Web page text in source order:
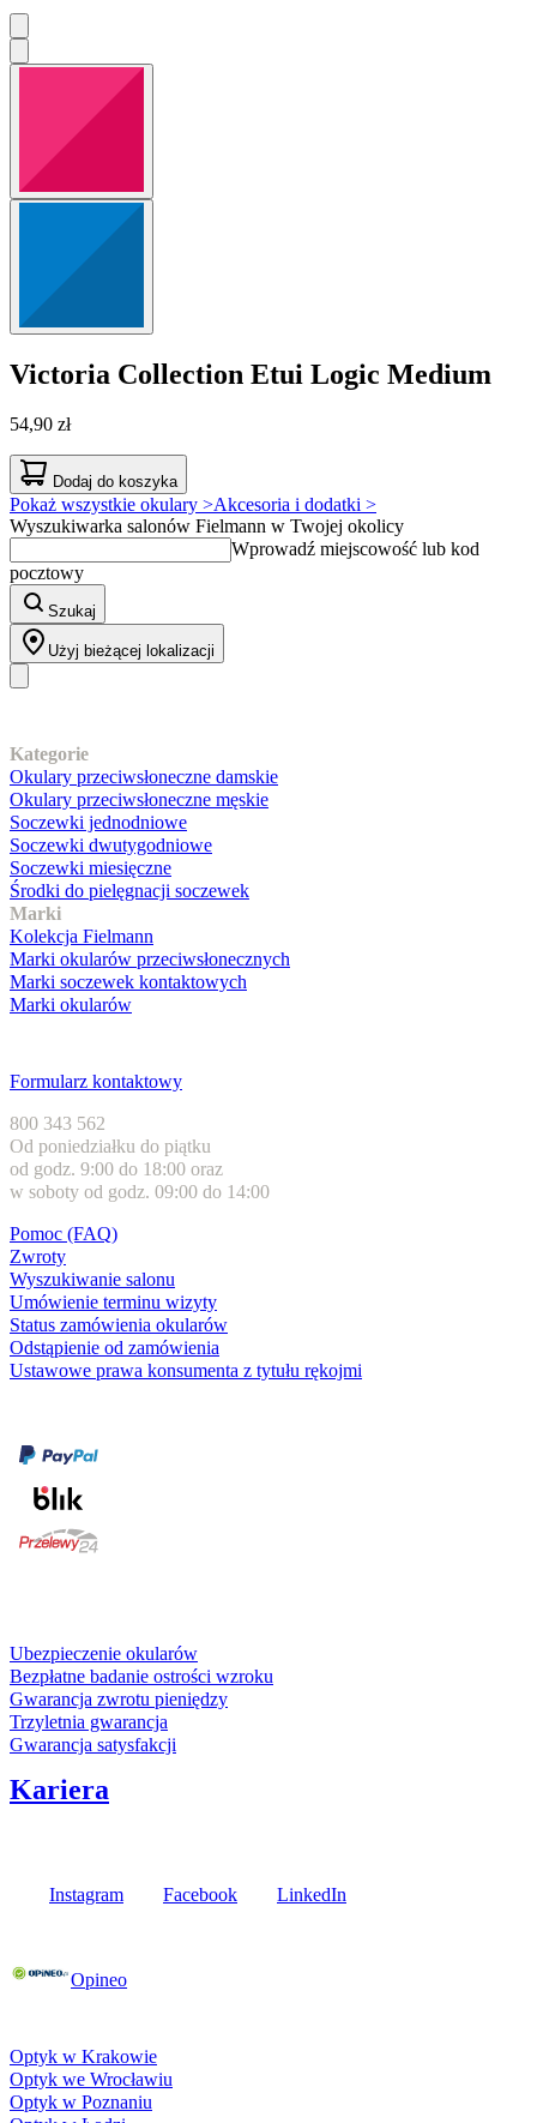
Victoria Collection Etui Logic Medium
54,90 zł
Dodaj do koszyka
Pokaż wszystkie okulary >Akcesoria i dodatki >
Wyszukiwarka salonów Fielmann w Twojej okolicy
Wprowadź miejscowość lub kod
pocztowy
Szukaj
Użyj bieżącej lokalizacji
Kategorie
Okulary przeciwsłoneczne damskie
Okulary przeciwsłoneczne męskie
Soczewki jednodniowe
Soczewki dwutygodniowe
Soczewki miesięczne
Środki do pielęgnacji soczewek
Marki
Kolekcja Fielmann
Marki okularów przeciwsłonecznych
Marki soczewek kontaktowych
Marki okularów
Formularz kontaktowy
800 343 562
Od poniedziałku do piątku
od godz. 9:00 do 18:00 oraz
w soboty od godz. 09:00 do 14:00
Pomoc (FAQ)
Zwroty
Wyszukiwanie salonu
Umówienie terminu wizyty
Status zamówienia okularów
Odstąpienie od zamówienia
Ustawowe prawa konsumenta z tytułu rękojmi
Ubezpieczenie okularów
Bezpłatne badanie ostrości wzroku
Gwarancja zwrotu pieniędzy
Trzyletnia gwarancja
Gwarancja satysfakcji
Kariera
Instagram Facebook LinkedIn
Opineo
Optyk w Krakowie
Optyk we Wrocławiu
Optyk w Poznaniu